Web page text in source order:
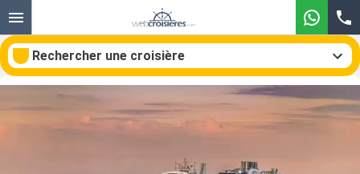
Rechercher une croisière